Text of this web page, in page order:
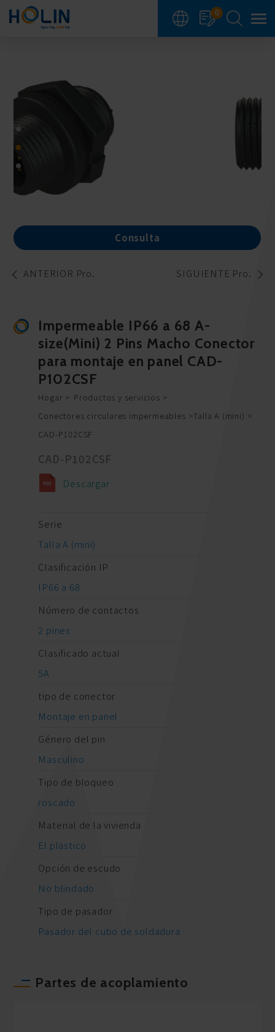
0
Consulta
ANTERIOR Pro. SIGUIENTE Pro.
Impermeable IP66 a 68 A-
size(Mini) 2 Pins Macho Conector
para montaje en panel CAD-
P102CSF
Hogar
Productos y servicios
Conectores circulares impermeables
Talla A (mini)
CAD-P102CSF
CAD-P102CSF
Descargar
Serie
Talla A (mini)
Clasificación IP
IP66 a 68
Número de contactos
2 pines
Clasificado actual
5A
tipo de conector
Montaje en panel
Género del pin
Masculino
Tipo de bloqueo
roscado
Material de la vivienda
El plastico
Opción de escudo
No blindado
Tipo de pasador
Pasador del cubo de soldadura
Partes de acoplamiento
Panel de gestión de cookies